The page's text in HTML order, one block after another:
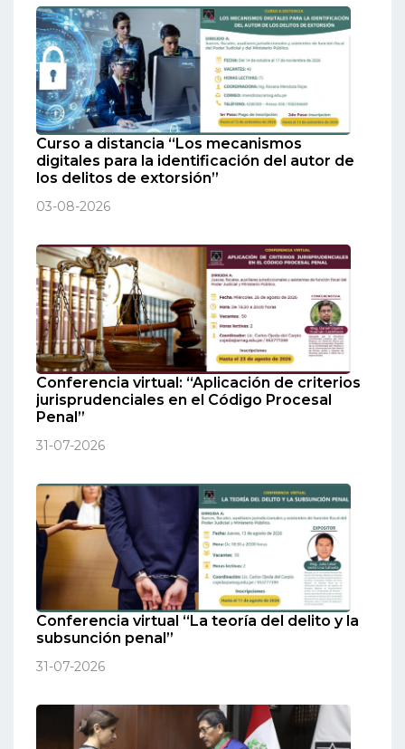
Curso a distancia “Los mecanismos
digitales para la identificación del autor de
los delitos de extorsión”
03-08-2026
Conferencia virtual: “Aplicación de criterios
jurisprudenciales en el Código Procesal
Penal”
31-07-2026
Conferencia virtual “La teoría del delito y la
subsunción penal”
31-07-2026